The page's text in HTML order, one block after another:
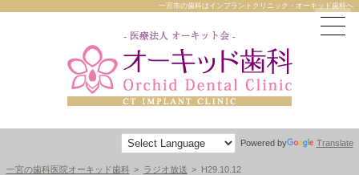
一宮市の歯科はインプラントクリニック・オーキッド歯科へ
Powered by Translate
一宮の歯科医院オーキッド歯科 ラジオ放送 H29.10.12